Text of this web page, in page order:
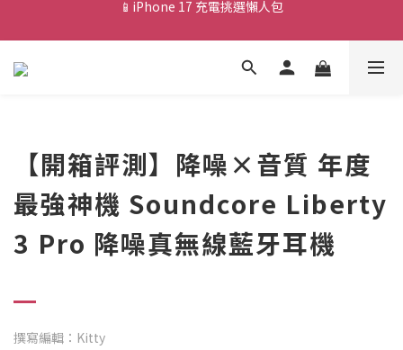
📱iPhone 17 充電挑選懶人包
【開箱評測】降噪×音質 年度
最強神機 Soundcore Liberty
3 Pro 降噪真無線藍牙耳機
撰寫編輯：Kitty